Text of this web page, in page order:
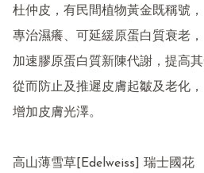
杜仲皮，有民間植物黃金既稱號，
專治濕癢、可延緩原蛋白質衰老，
加速膠原蛋白質新陳代謝，提高其
從而防止及推遲皮膚起皺及老化，
增加皮膚光澤。
高山薄雪草[Edelweiss] 瑞士國花